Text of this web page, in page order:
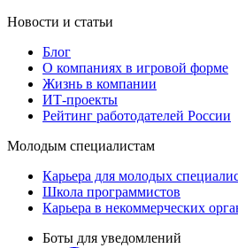
Новости и статьи
Блог
О компаниях в игровой форме
Жизнь в компании
ИТ-проекты
Рейтинг работодателей России
Молодым специалистам
Карьера для молодых
Школа программистов
Карьера в некоммерческих
Боты для уведомлений